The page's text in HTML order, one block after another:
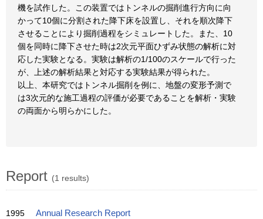
機を試作した。この装置ではトンネルの掘削進行方向に向
かって10個に分割された降下床を設置し、それを順次降下
させることにより掘削過程をシミュレートした。また、10
個を同時に降下させた時は2次元平面ひずみ状態の解析に対
応した実験となる。実験は解析の1/100のスケールで行った
が、上述の解析結果と対応する実験結果が得られた。
以上、本研究ではトンネル掘削を例に、地盤の変形予測で
は3次元的な施工過程の評価が必要であることを解析・実験
の両面から明らかにした。
Report (1 results)
1995 Annual Research Report